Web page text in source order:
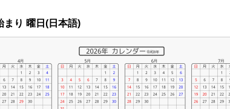
まり 曜日(日本語)